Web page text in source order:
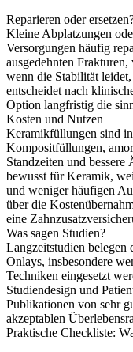
Reparieren oder
Kleine Abplatzungen
Versorgungen häufig
ausgedehnten
wenn die Stabilität
entscheidet nach
Option langfristig die
Kosten und Nutzen
Keramikfüllungen sind
Kompositfüllungen,
Standzeiten und
bewusst für Keramik,
und weniger häufigen
über die
eine
Was sagen Studien?
Langzeitstudien belegen
Onlays, insbesondere
Techniken eingesetzt
Studiendesign und
Publikationen von sehr
akzeptablen
Praktische Checkliste: